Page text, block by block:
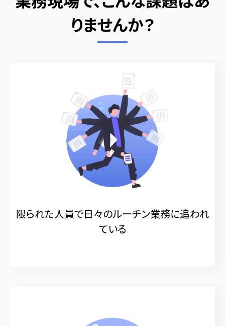
りませんか？
限られた人員で日々のルーチン業務に追われ
ている